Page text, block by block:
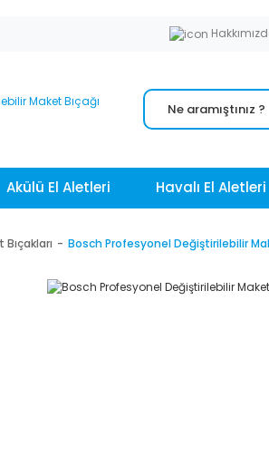
Akülü El Aletleri Havalı El Aletleri
Bosch Profesyonel Değiştirilebilir